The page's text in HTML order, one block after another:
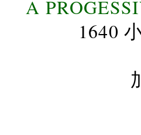
A
1640